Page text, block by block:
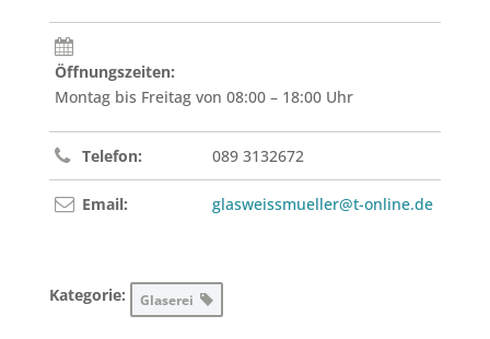
Öffnungszeiten:
Montag bis Freitag von 08:00 – 18:00 Uhr
Telefon: 089 3132672
Email: glasweissmueller@t-online.de
Kategorie: Glaserei